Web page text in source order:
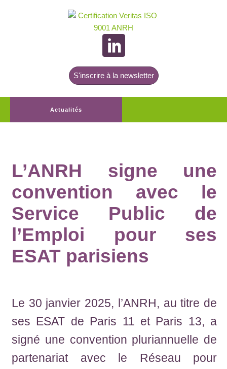
S'inscrire à la newsletter
Actualités
L’ANRH signe une
convention avec le
Service Public de
l’Emploi pour ses
ESAT parisiens
Le 30 janvier 2025, l’ANRH, au titre de
ses ESAT de Paris 11 et Paris 13, a
signé une convention pluriannuelle de
partenariat avec le Réseau pour